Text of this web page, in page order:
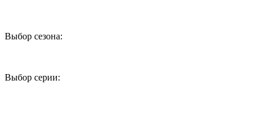
Выбор сезона:
Выбор серии: